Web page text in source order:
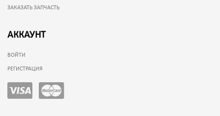
ЗАКАЗАТЬ ЗАПЧАСТЬ
АККАУНТ
ВОЙТИ
РЕГИСТРАЦИЯ